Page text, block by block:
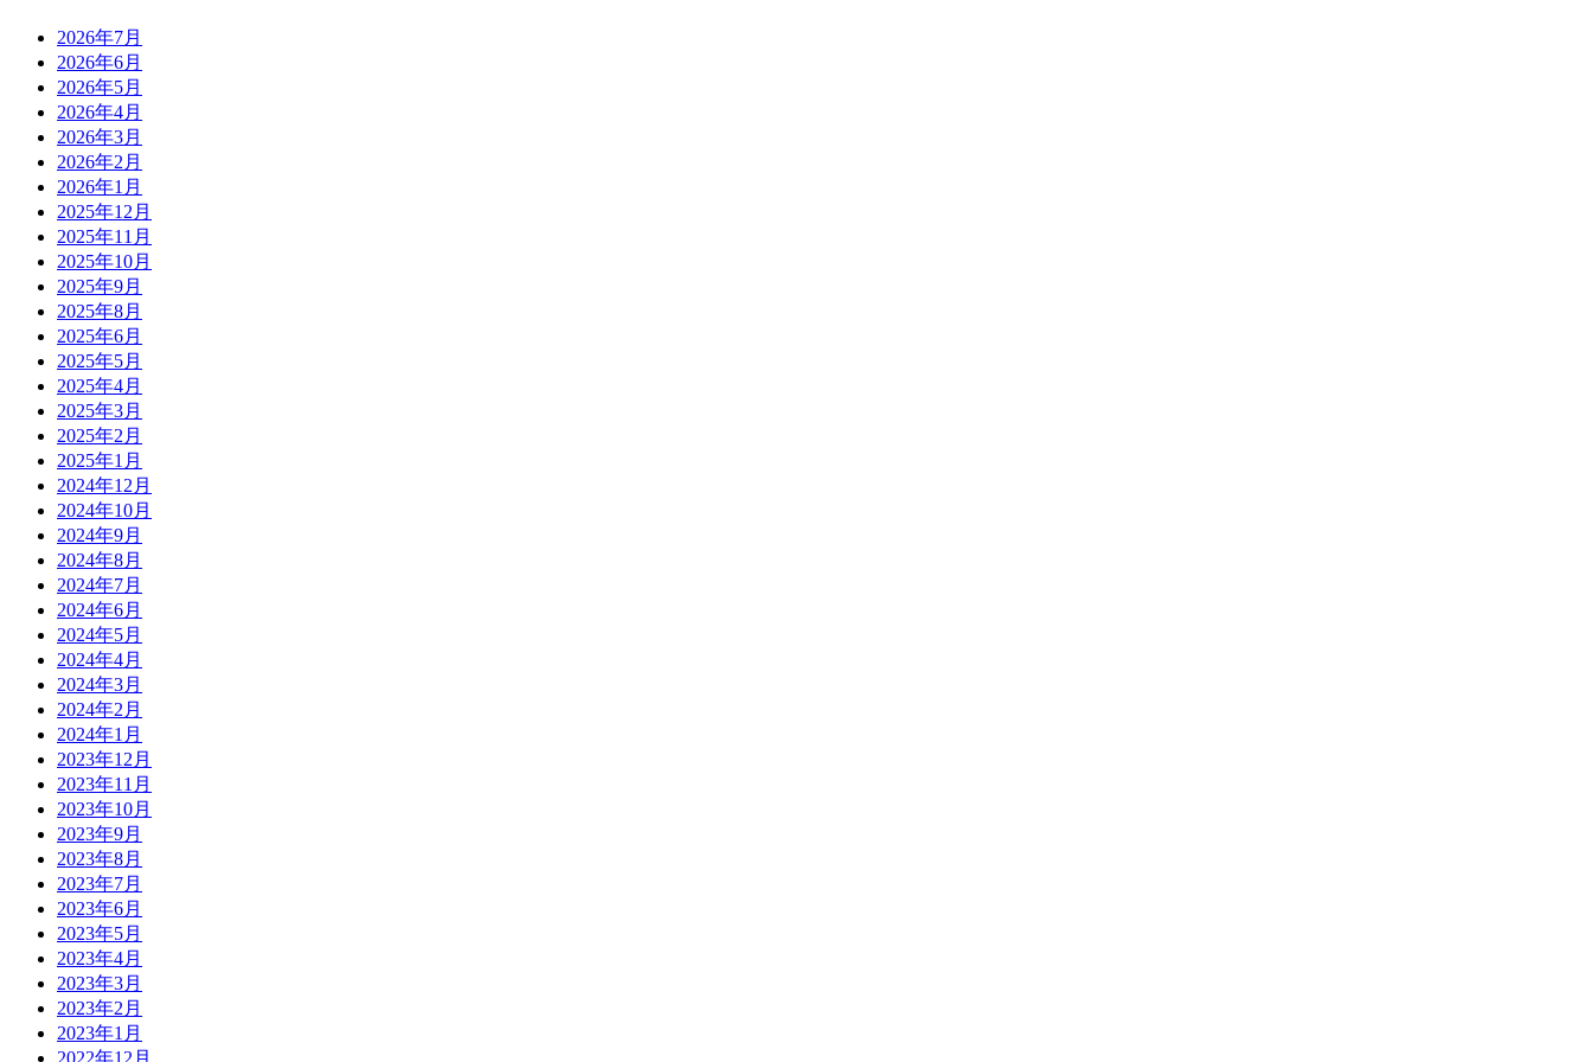
2026年7月
2026年6月
2026年5月
2026年4月
2026年3月
2026年2月
2026年1月
2025年12月
2025年11月
2025年10月
2025年9月
2025年8月
2025年6月
2025年5月
2025年4月
2025年3月
2025年2月
2025年1月
2024年12月
2024年10月
2024年9月
2024年8月
2024年7月
2024年6月
2024年5月
2024年4月
2024年3月
2024年2月
2024年1月
2023年12月
2023年11月
2023年10月
2023年9月
2023年8月
2023年7月
2023年6月
2023年5月
2023年4月
2023年3月
2023年2月
2023年1月